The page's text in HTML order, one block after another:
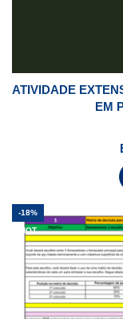
ATIVIDADE
EM
-18%
HOT